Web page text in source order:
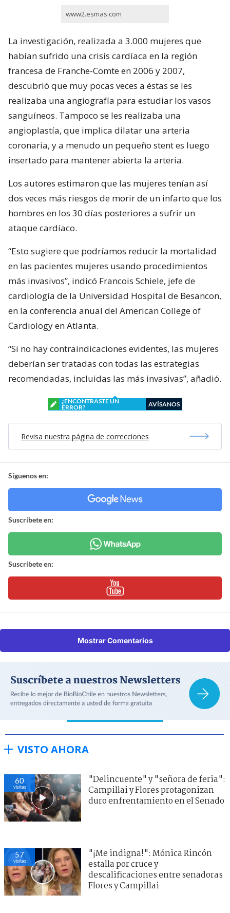
www2.esmas.com
La investigación, realizada a 3.000 mujeres que
habían sufrido una crisis cardíaca en la región
francesa de Franche-Comte en 2006 y 2007,
descubrió que muy pocas veces a éstas se les
realizaba una angiografía para estudiar los vasos
sanguíneos. Tampoco se les realizaba una
angioplastía, que implica dilatar una arteria
coronaria, y a menudo un pequeño stent es luego
insertado para mantener abierta la arteria.
Los autores estimaron que las mujeres tenían así
dos veces más riesgos de morir de un infarto que los
hombres en los 30 días posteriores a sufrir un
ataque cardíaco.
“Esto sugiere que podríamos reducir la mortalidad
en las pacientes mujeres usando procedimientos
más invasivos”, indicó Francois Schiele, jefe de
cardiología de la Universidad Hospital de Besancon,
en la conferencia anual del American College of
Cardiology en Atlanta.
“Si no hay contraindicaciones evidentes, las mujeres
deberían ser tratadas con todas las estrategias
recomendadas, incluidas las más invasivas”, añadió.
¿ENCONTRASTE UN
ERROR?
AVÍSANOS
Revisa nuestra página de correcciones
Síguenos en:
Suscríbete en:
Suscríbete en:
Mostrar Comentarios
VISTO AHORA
60
visitas
"Delincuente" y "señora de feria":
Campillai y Flores protagonizan
duro enfrentamiento en el Senado
57
visitas
"¡Me indigna!": Mónica Rincón
estalla por cruce y
descalificaciones entre senadoras
Flores y Campillai